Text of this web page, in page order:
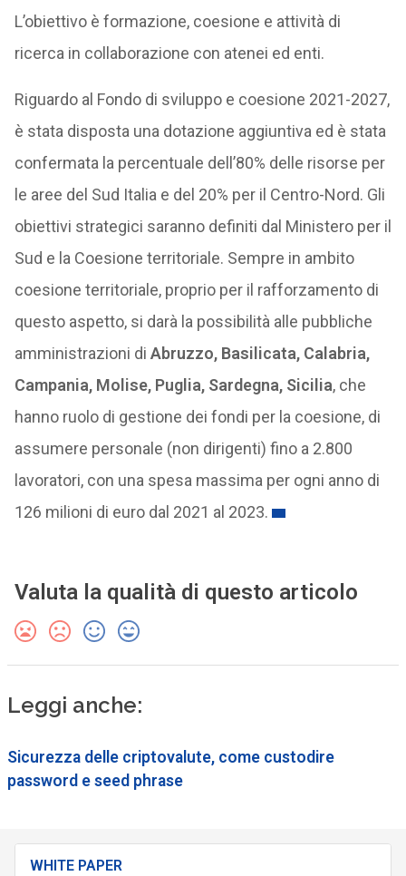
L’obiettivo è formazione, coesione e attività di
ricerca in collaborazione con atenei ed enti.
Riguardo al Fondo di sviluppo e coesione 2021-2027,
è stata disposta una dotazione aggiuntiva ed è stata
confermata la percentuale dell’80% delle risorse per
le aree del Sud Italia e del 20% per il Centro-Nord. Gli
obiettivi strategici saranno definiti dal Ministero per il
Sud e la Coesione territoriale. Sempre in ambito
coesione territoriale, proprio per il rafforzamento di
questo aspetto, si darà la possibilità alle pubbliche
amministrazioni di Abruzzo, Basilicata, Calabria,
Campania, Molise, Puglia, Sardegna, Sicilia, che
hanno ruolo di gestione dei fondi per la coesione, di
assumere personale (non dirigenti) fino a 2.800
lavoratori, con una spesa massima per ogni anno di
126 milioni di euro dal 2021 al 2023.
Valuta la qualità di questo articolo
Leggi anche:
Sicurezza delle criptovalute, come custodire
password e seed phrase
WHITE PAPER